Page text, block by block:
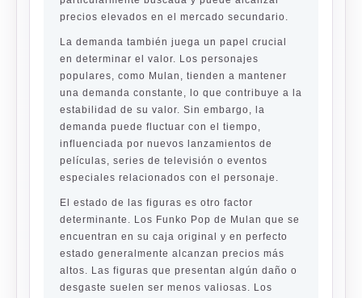
precios elevados en el mercado secundario.
La demanda también juega un papel crucial
en determinar el valor. Los personajes
populares, como Mulan, tienden a mantener
una demanda constante, lo que contribuye a la
estabilidad de su valor. Sin embargo, la
demanda puede fluctuar con el tiempo,
influenciada por nuevos lanzamientos de
películas, series de televisión o eventos
especiales relacionados con el personaje.
El estado de las figuras es otro factor
determinante. Los Funko Pop de Mulan que se
encuentran en su caja original y en perfecto
estado generalmente alcanzan precios más
altos. Las figuras que presentan algún daño o
desgaste suelen ser menos valiosas. Los